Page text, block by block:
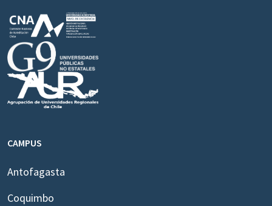
CAMPUS
Antofagasta
Coquimbo